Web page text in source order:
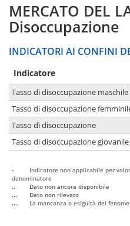
MERCATO DEL
Disoccupazione
INDICATORI AI CONFINI
Indicatore
Tasso di disoccupazione maschile
Tasso di disoccupazione
Tasso di disoccupazione
Tasso di disoccupazione giovanile
-
Indicatore non applicabile per
denominatore
..
Dato non ancora disponibile
...
Dato non rilevato
....
La mancanza o esiguità del